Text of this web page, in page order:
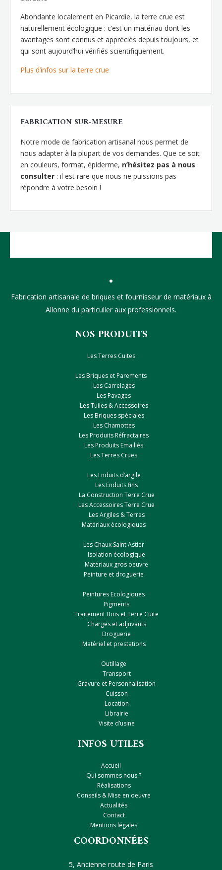
Abondante localement en Picardie, la terre crue est
naturellement écologique : c’est un matériau dont les
avantages sont connus et appréciés depuis toujours, et
qui sont aujourd’hui vérifiés scientifiquement.
Plus d’infos sur la terre crue
FABRICATION SUR-MESURE
Notre mode de fabrication artisanal nous permet de
nous adapter à la plupart de vos demandes. Que ce soit
en couleurs, format, épiderme, n’hésitez pas à nous
consulter : il est rare que nous ne puissions pas
répondre à votre besoin !
Fabrication artisanale de briques et fournisseur de matériaux à
Allonne du particulier aux professionnels.
NOS PRODUITS
Les Terres Cuites
Les Briques et Parements
Les Carrelages
Les Pavages
Les Tuiles & Accessoires
Les Briques spéciales
Les Chamottes
Les Produits Réfractaires
Les Produits Emaillés
Les Terres Crues
Les Enduits d’argile
Les Enduits fins
La Construction Terre Crue
Les Accessoires Terre Crue
Les Argiles & Terres
Matériaux écologiques
Les Chaux Saint Astier
Isolation écologique
Matériaux gros oeuvre
Peinture et droguerie
Peintures Ecologiques
Pigments
Traitement Bois et Terre Cuite
Charges et adjuvants
Droguerie
Matériel et prestations
Outillage
Transport
Gravure et Personnalisation
Cuisson
Location
Librairie
Visite d’usine
INFOS UTILES
Accueil
Qui sommes nous ?
Réalisations
Conseils & Mise en oeuvre
Actualités
Contact
Mentions légales
COORDONNÉES
5, Ancienne route de Paris